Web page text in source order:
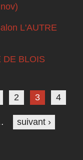
L'AUTRE
DE BLOIS
2 3 4
suivant ›